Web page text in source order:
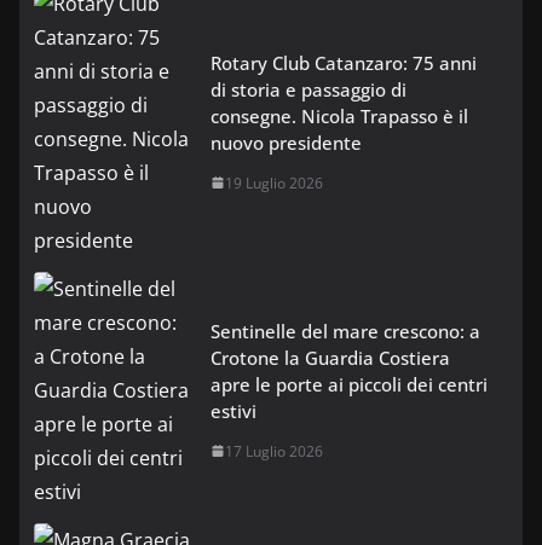
Rotary Club Catanzaro: 75 anni
di storia e passaggio di
consegne. Nicola Trapasso è il
nuovo presidente
19 Luglio 2026
Sentinelle del mare crescono: a
Crotone la Guardia Costiera
apre le porte ai piccoli dei centri
estivi
17 Luglio 2026